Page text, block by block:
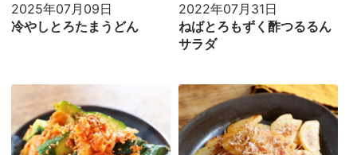
2025年07月09日
冷やしとろたまうどん
2022年07月31日
ねばとろもずく酢つるるん
サラダ